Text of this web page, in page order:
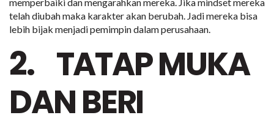
memperbaiki dan mengarahkan mereka. Jika mindset mereka
telah diubah maka karakter akan berubah. Jadi mereka bisa
lebih bijak menjadi pemimpin dalam perusahaan.
2. TATAP MUKA
DAN BERI